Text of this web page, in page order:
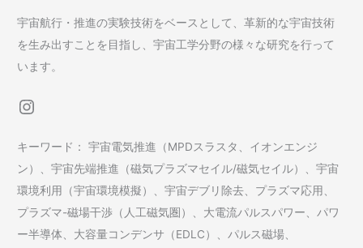
宇宙航行・推進の実験技術をベースとして、革新的な宇宙技術
を生み出すことを目指し、宇宙工学分野の様々な研究を行って
います。
Instagram
キーワード： 宇宙電気推進（MPDスラスタ、イオンエンジ
ン）、宇宙先端推進（磁気プラズマセイル/磁気セイル）、宇宙
環境利用（宇宙環境模擬）、宇宙デブリ除去、プラズマ応用、
プラズマ-磁場干渉（人工磁気圏）、大電流パルスパワー、パワ
ー半導体、大容量コンデンサ（EDLC）、パルス磁場、